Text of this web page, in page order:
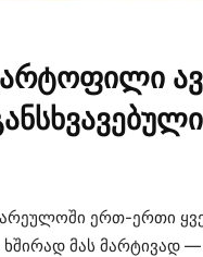
ერთ-ერთი
მას მარტივად —